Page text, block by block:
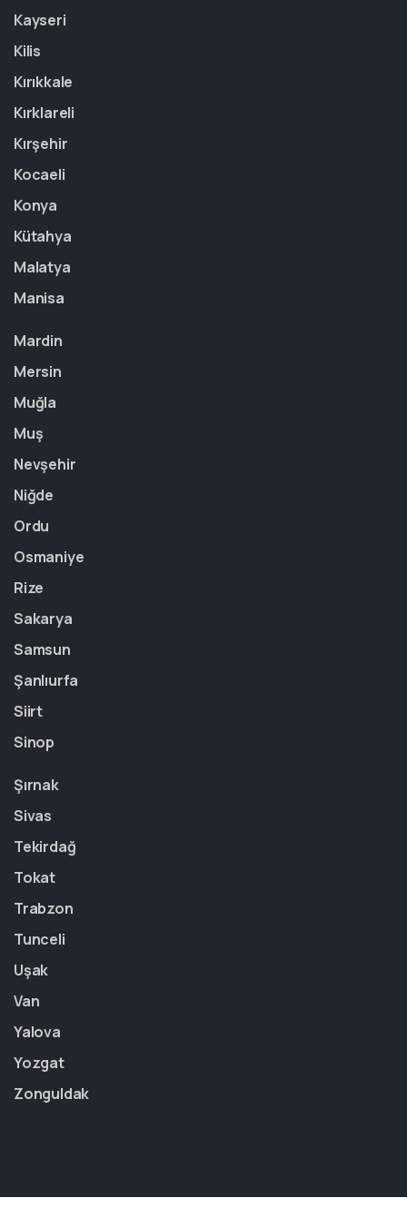
Kayseri
Kilis
Kırıkkale
Kırklareli
Kırşehir
Kocaeli
Konya
Kütahya
Malatya
Manisa
Mardin
Mersin
Muğla
Muş
Nevşehir
Niğde
Ordu
Osmaniye
Rize
Sakarya
Samsun
Şanlıurfa
Siirt
Sinop
Şırnak
Sivas
Tekirdağ
Tokat
Trabzon
Tunceli
Uşak
Van
Yalova
Yozgat
Zonguldak